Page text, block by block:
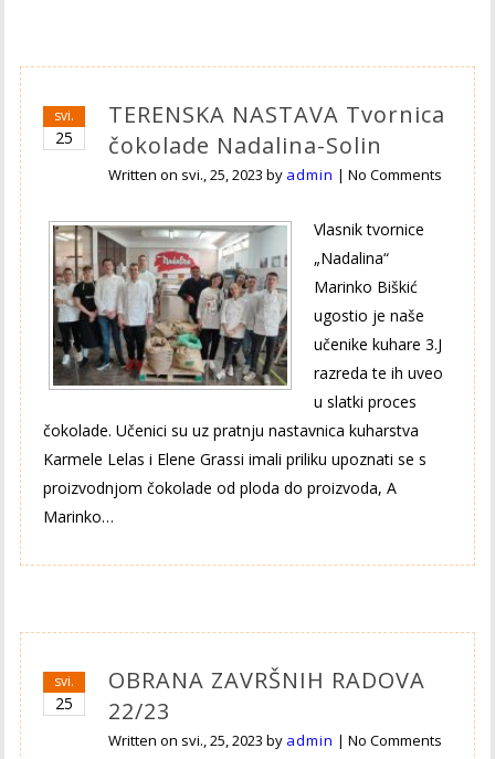
svi.
25
TERENSKA NASTAVA Tvornica
čokolade Nadalina-Solin
Written on svi., 25, 2023 by admin |No Comments
Vlasnik tvornice
„Nadalina“
Marinko Biškić
ugostio je naše
učenike kuhare 3.J
razreda te ih uveo
u slatki proces
čokolade. Učenici su uz pratnju nastavnica kuharstva
Karmele Lelas i Elene Grassi imali priliku upoznati se s
proizvodnjom čokolade od ploda do proizvoda, A
Marinko…
svi.
25
OBRANA ZAVRŠNIH RADOVA
22/23
Written on svi., 25, 2023 by admin |No Comments